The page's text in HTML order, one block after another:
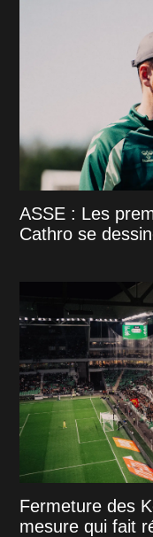
ASSE : Les
Cathro se
Fermeture des
mesure qui fait